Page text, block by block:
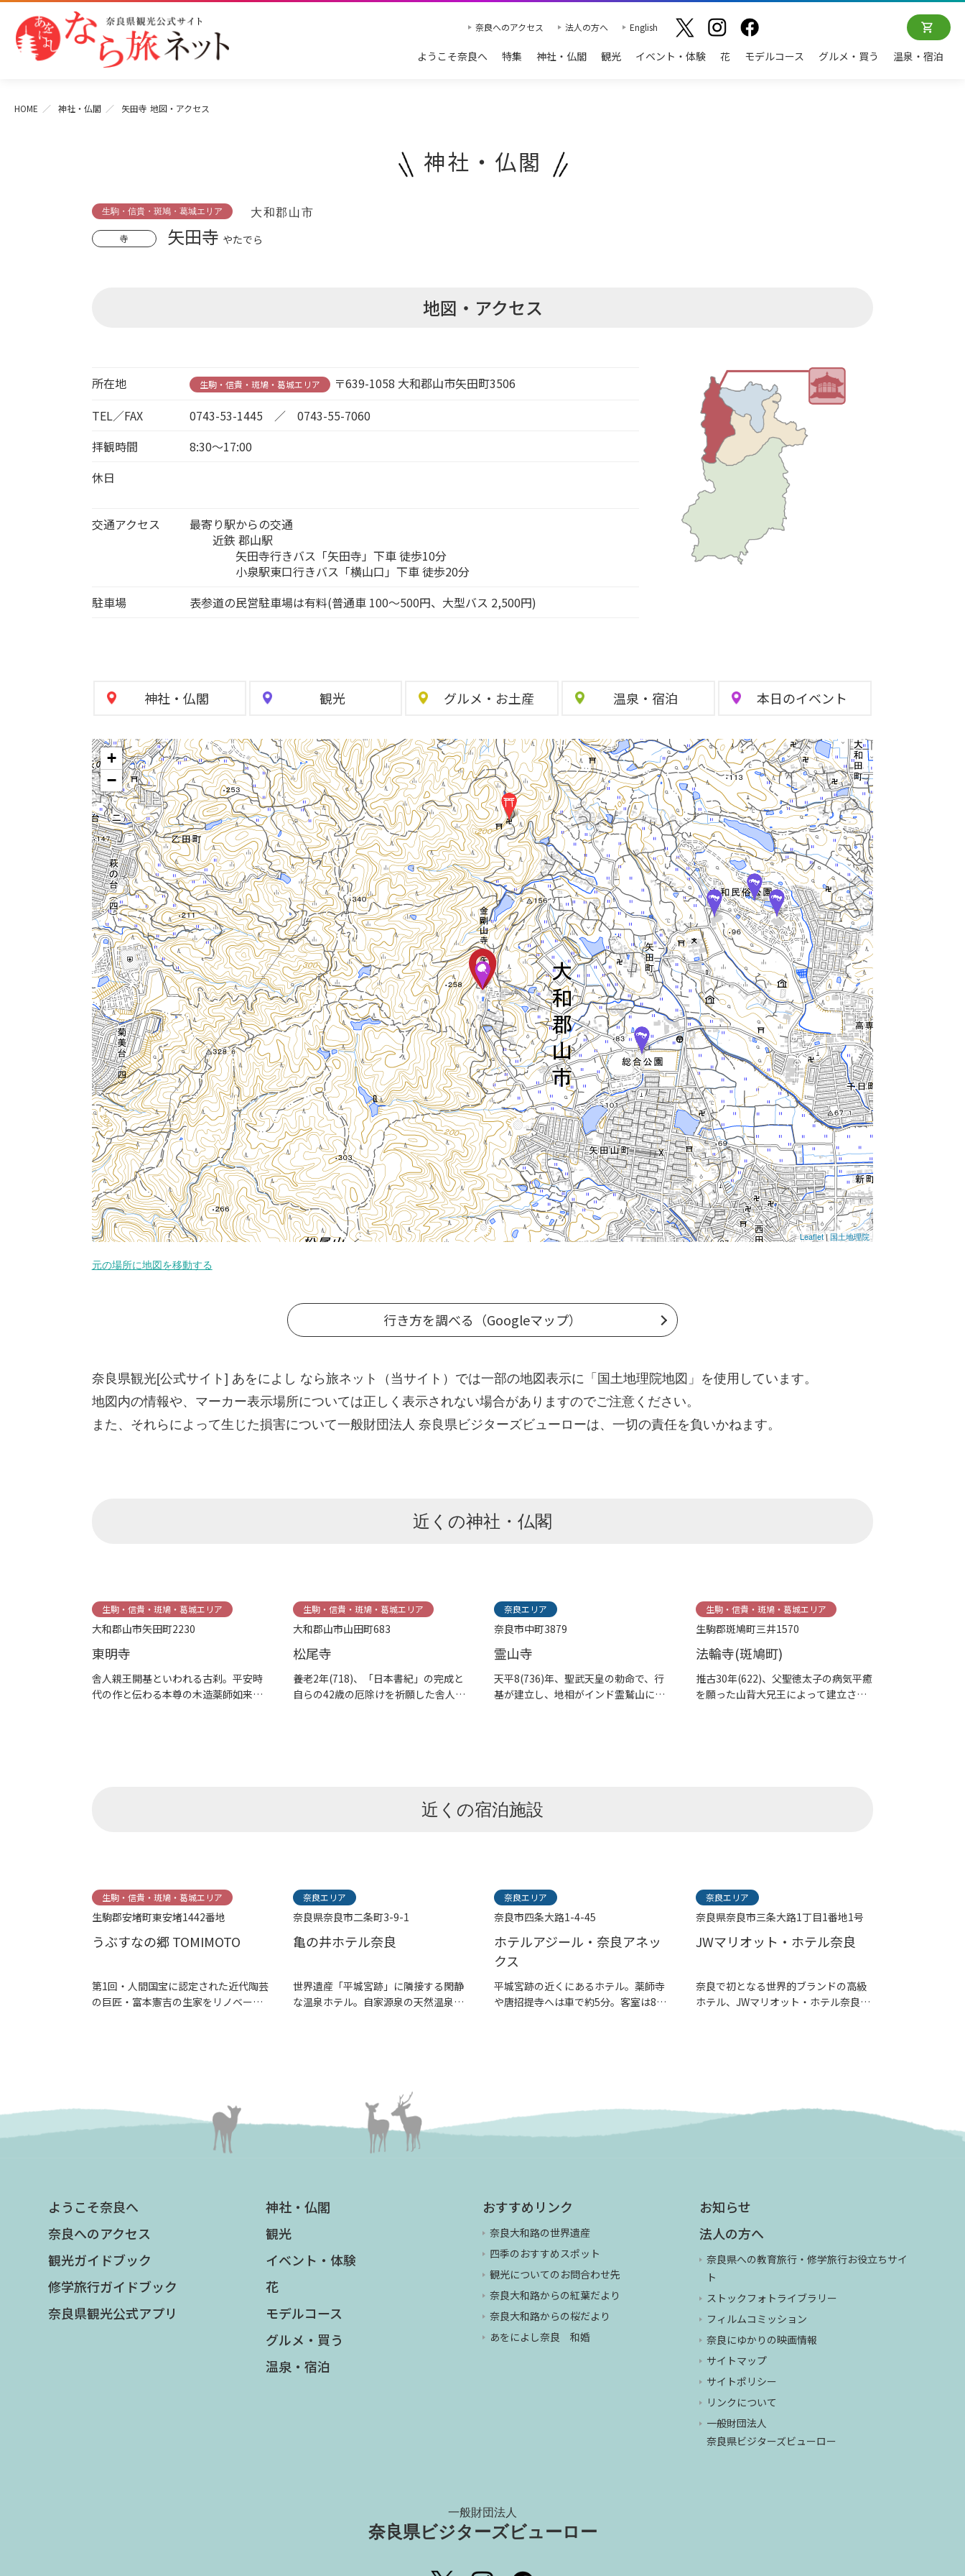
奈良へのアクセス 法人の方へ English
ようこそ奈良へ 特集 神社・仏閣 観光 イベント・体験 花 モデルコース グルメ・買う 温泉・宿泊
HOME 神社・仏閣 矢田寺 地図・アクセス
神社・仏閣
生駒・信貴・斑鳩・葛城エリア 大和郡山市
寺 矢田寺 やたでら
地図・アクセス
所在地 生駒・信貴・斑鳩・葛城エリア
〒639-1058 大和郡山市矢田町3506
TEL／FAX
0743-53-1445 ／ 0743-55-7060
拝観時間
8:30～17:00
休日
交通アクセス
最寄り駅からの交通
近鉄 郡山駅
矢田寺行きバス「矢田寺」下車 徒歩10分
小泉駅東口行きバス「横山口」下車 徒歩20分
駐車場
表参道の民営駐車場は有料(普通車 100～500円、大型バス 2,500円)
神社 ・仏閣 観光 グルメ ・ お土産 温泉 ・ 宿泊 本日のイベント
+
−
Leaflet|国土地理院
元の場所に地図を移動する
行き方を調べる（Googleマップ）
奈良県観光[公式サイト] あをによし なら旅ネット（当サイト）では一部の地図表示に「国土地理院地図」を使用しています。
地図内の情報や、マーカー表示場所については正しく表示されない場合がありますのでご注意ください。
また、それらによって生じた損害について一般財団法人 奈良県ビジターズビューローは、一切の責任を負いかねます。
近くの神社・仏閣
生駒・信貴・斑鳩・葛城エリア
大和郡山市矢田町2230
東明寺
舎人親王開基といわれる古刹。平安時
代の作と伝わる本尊の木造薬師如来坐
生駒・信貴・斑鳩・葛城エリア
大和郡山市山田町683
松尾寺
養老2年(718)、「日本書紀」の完成と
自らの42歳の厄除けを祈願した舎人親
奈良エリア
奈良市中町3879
霊山寺
天平8(736)年、聖武天皇の勅命で、行
基が建立し、地相がインド霊鷲山に似
生駒・信貴・斑鳩・葛城エリア
生駒郡斑鳩町三井1570
法輪寺(斑鳩町)
推古30年(622)、父聖徳太子の病気平癒
を願った山背大兄王によって建立され
近くの宿泊施設
生駒・信貴・斑鳩・葛城エリア
生駒郡安堵町東安堵1442番地
うぶすなの郷 TOMIMOTO
第1回・人間国宝に認定された近代陶芸
の巨匠・富本憲吉の生家をリノベーシ
奈良エリア
奈良県奈良市二条町3-9-1
亀の井ホテル奈良
世界遺産「平城宮跡」に隣接する閑静
な温泉ホテル。自家源泉の天然温泉
奈良エリア
奈良市四条大路1-4-45
ホテルアジール・奈良アネッ
クス
平城宮跡の近くにあるホテル。薬師寺
や唐招提寺へは車で約5分。客室は81
奈良エリア
奈良県奈良市三条大路1丁目1番地1号
JWマリオット・ホテル奈良
奈良で初となる世界的ブランドの高級
ホテル、JWマリオット・ホテル奈良
ようこそ奈良へ
奈良へのアクセス
観光ガイドブック
修学旅行ガイドブック
奈良県観光公式アプリ
神社・仏閣
観光
イベント・体験
花
モデルコース
グルメ・買う
温泉・宿泊
おすすめリンク
奈良大和路の世界遺産
四季のおすすめスポット
観光についてのお問合わせ先
奈良大和路からの紅葉だより
奈良大和路からの桜だより
あをによし奈良 和婚
お知らせ
法人の方へ
奈良県への教育旅行・修学旅行お役立ちサイ
ト
ストックフォトライブラリー
フィルムコミッション
奈良にゆかりの映画情報
サイトマップ
サイトポリシー
リンクについて
一般財団法人
奈良県ビジターズビューロー
一般財団法人
奈良県ビジターズビューロー